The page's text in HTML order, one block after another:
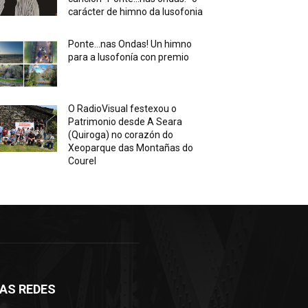
carácter de himno da lusofonia
Ponte…nas Ondas! Un himno
para a lusofonía con premio
O RadioVisual festexou o
Patrimonio desde A Seara
(Quiroga) no corazón do
Xeoparque das Montañas do
Courel
REDES